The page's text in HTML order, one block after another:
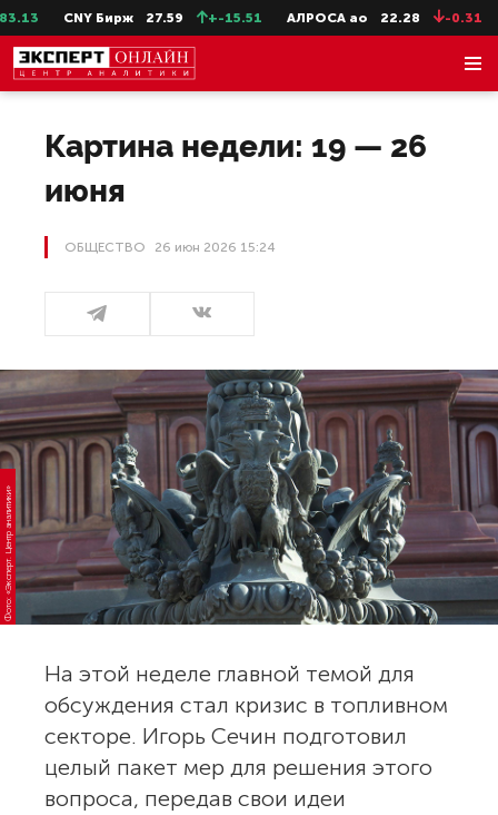
CNY Бирж 27.59 +-15.51 АЛРОСА ао 22.28 -0.31
Картина недели: 19 — 26
июня
ОБЩЕСТВО 26 июн 2026 15:24
Фото: «Эксперт. Центр аналитики»
На этой неделе главной темой для
обсуждения стал кризис в топливном
секторе. Игорь Сечин подготовил
целый пакет мер для решения этого
вопроса, передав свои идеи